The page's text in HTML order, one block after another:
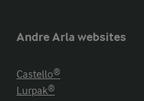
Andre Arla websites
Castello®
Lurpak®